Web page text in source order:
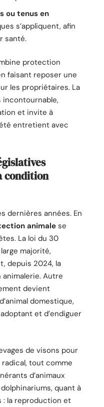
ou tenus en
s’appliquent, afin
santé.
protection
faisant reposer une
les propriétaires. La
et invite à
entretient avec
condition
dernières années. En
animale se
La loi du 30
majorité,
depuis 2024, la
Autre
devient
domestique,
et d’endiguer
de visons pour
tout comme
d’animaux
quant à
: la reproduction et